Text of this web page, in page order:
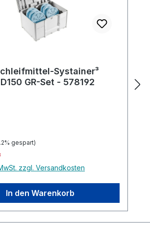
Systainer³
GR-Set - 578192
gespart)
zzgl. Versandkosten
In den Warenkorb